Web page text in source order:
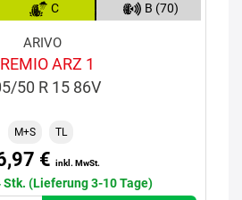
C B (70)
ARIVO
ARZ 1
50 R 15 86V
M+S TL
€ inkl. MwSt.
Stk. (Lieferung 3-10 Tage)